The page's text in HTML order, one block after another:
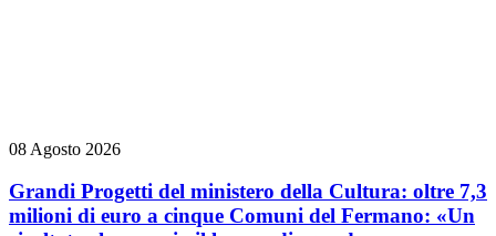
08 Agosto 2026
Grandi Progetti del ministero della Cultura: oltre 7,3
milioni di euro a cinque Comuni del Fermano: «Un